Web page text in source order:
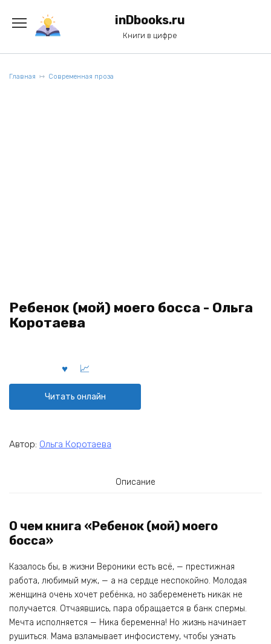
содержанию
inDbooks.ru
Книги в цифре
Главная Современная проза
Ребенок (мой) моего босса - Ольга
Коротаева
Читать онлайн
Автор: Ольга Коротаева
Описание
О чем книга «Ребенок (мой) моего
босса»
Казалось бы, в жизни Вероники есть всё, — престижная
работа, любимый муж, — а на сердце неспокойно. Молодая
женщина очень хочет ребёнка, но забеременеть никак не
получается. Отчаявшись, пара обращается в банк спермы.
Мечта исполняется — Ника беременна! Но жизнь начинает
рушиться. Мама взламывает инфосистему, чтобы узнать